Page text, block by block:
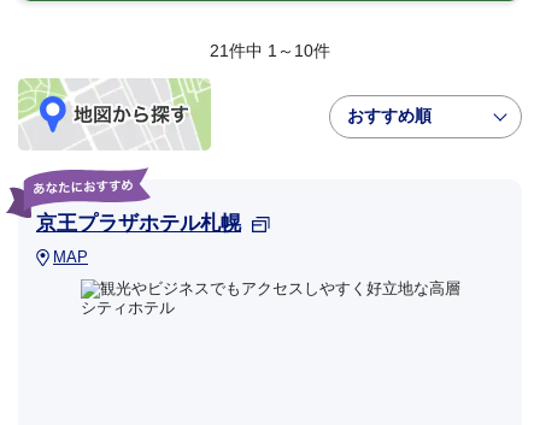
21件中 1～10件
おすすめ順
京王プラザホテル札幌
MAP